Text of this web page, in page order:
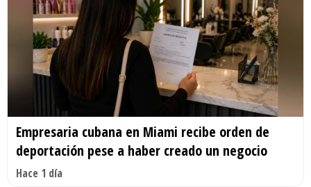
Empresaria cubana en Miami recibe orden de
deportación pese a haber creado un negocio
Hace 1 día